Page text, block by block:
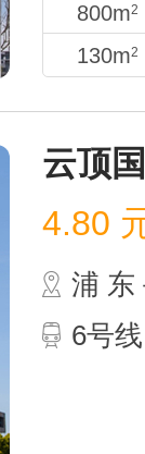
800m2
130m2
云顶
4.80
浦 东
6号